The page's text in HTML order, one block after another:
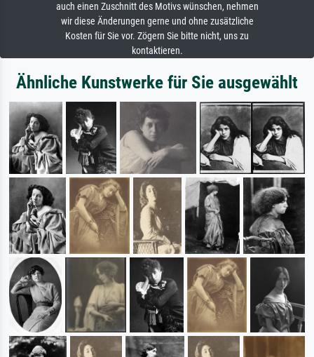
auch einen Zuschnitt des Motivs wünschen, nehmen
wir diese Änderungen gerne und ohne zusätzliche
Kosten für Sie vor. Zögern Sie bitte nicht, uns zu
kontaktieren.
Ähnliche Kunstwerke für Sie ausgewählt